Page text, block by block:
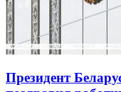
Президент